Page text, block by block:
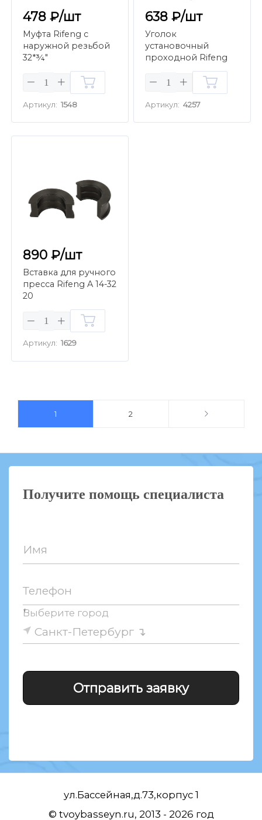
478 ₽/шт
Муфта Rifeng с
наружной резьбой
32*¾"
Артикул: 1548
638 ₽/шт
Уголок
установочный
проходной Rifeng
Артикул: 4257
890 ₽/шт
Вставка для ручного
пресса Rifeng A 14-32
20
Артикул: 1629
1 2
Получите помощь специалиста
Имя
Телефон
Санкт-Петербург
↑
Выберите город
ул.Бассейная,д.73,корпус 1
© tvoybasseyn.ru, 2013 - 2026 год